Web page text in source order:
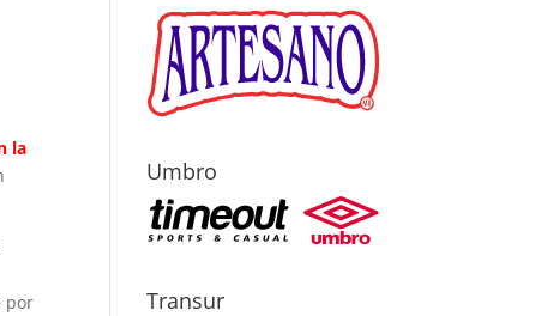
la
por
Umbro
Transur